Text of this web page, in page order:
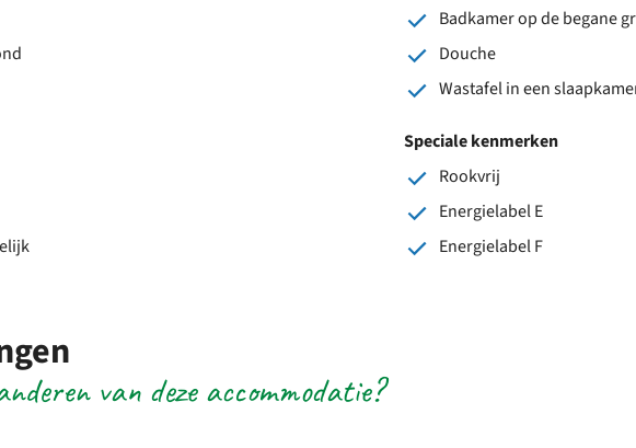
Badkamer op de begane
Douche
Wastafel in een
Speciale kenmerken
Rookvrij
Energielabel E
Energielabel F
van deze accommodatie?